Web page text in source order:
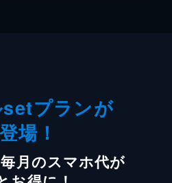
プランが
場！
月のスマホ代が